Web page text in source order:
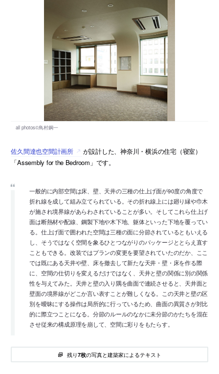
佐久間達也空間計画所
が設計した、神奈川・横浜の住宅（寝室）
「Assembly for the Bedroom」です。
一般的に内部空間は床、壁、天井の三種の仕上げ面が90度の角度で
折れ線を成して組み立てられている。その折れ線上には廻り縁や巾木
が施され境界線があらわされていることが多い。そしてこれら仕上げ
面は断熱材や配線、鋼製下地や木下地、躯体といった下地を覆ってい
る。仕上げ面で囲われた空間は三種の面に分節されているともいえる
し、そうではなく空間を象るひとつながりのパッケージととらえ直す
こともできる。改装ではプランの変更を要望されていたのだか、ここ
では既にある天井や壁、床を撤去して新たな天井・壁・床を作る際
に、空間の仕切りを変えるだけではなく、天井と壁の関係に別の関係
性を与えてみた。天井と壁の入り隅を曲面で連続させると、天井面と
壁面の境界線がどこか言い表すことが難しくなる。この天井と壁の区
別を曖昧にする操作は局所的に行っているため、曲面の異質さが対比
的に際立つことになる。分節のルールのなかに未分節のかたちを混在
させ従来の構成原理を崩して、空間に彩りをもたらす。
残り7枚の写真と建築家によるテキスト